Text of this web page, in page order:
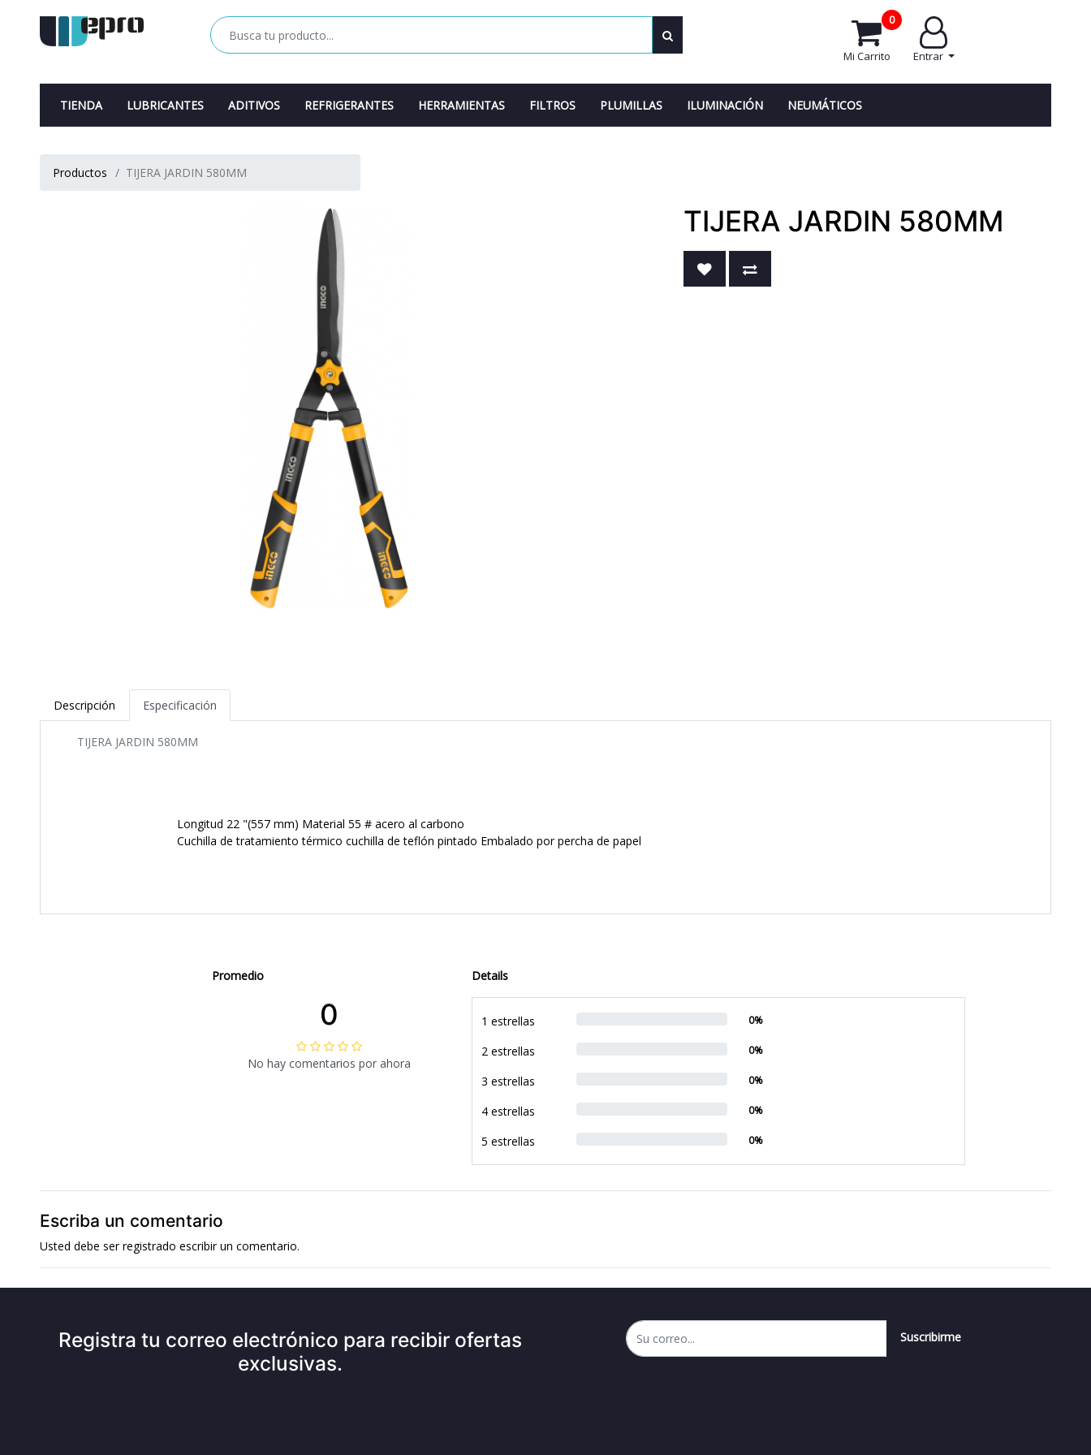
Entrar
Mi Carrito
0
TIENDA LUBRICANTES ADITIVOS REFRIGERANTES HERRAMIENTAS FILTROS PLUMILLAS ILUMINACIÓN NEUMÁTICOS
Productos TIJERA JARDIN 580MM
TIJERA JARDIN 580MM
Descripción Especificación
TIJERA JARDIN 580MM
Longitud 22 "(557 mm) Material 55 # acero al carbono
Cuchilla de tratamiento térmico cuchilla de teflón pintado Embalado por percha de papel
Promedio
0
No hay comentarios por ahora
Details
1 estrellas 0%
2 estrellas 0%
3 estrellas 0%
4 estrellas 0%
5 estrellas 0%
Escriba un comentario
Usted debe serregistrado escribir un comentario.
Registra tu correo electrónico para recibir ofertas
exclusivas.
Suscribirme